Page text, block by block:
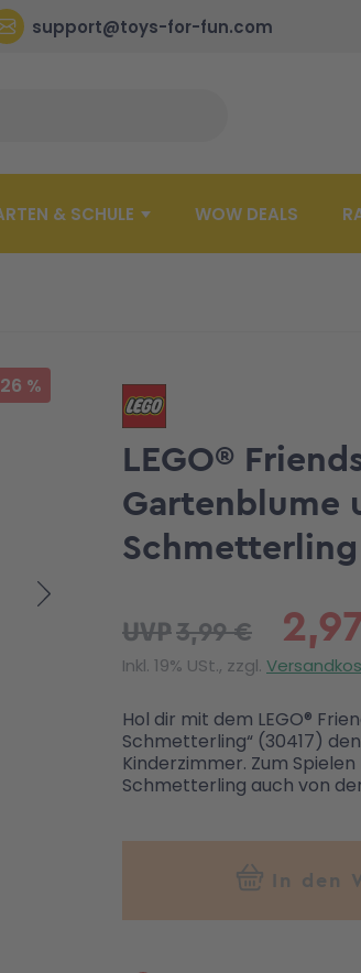
support@toys-for-fun.com
& SCHULE WOW DEALS
26 %
LEGO®
Gartenblume
Schmetterling
UVP3,99 €
Inkl. 19% USt., zzgl.
Hol dir mit dem LEGO®
Schmetterling“ (30417)
Kinderzimmer. Zum
Schmetterling auch von
In den